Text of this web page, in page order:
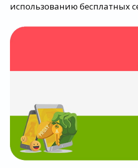
использованию бесплатных